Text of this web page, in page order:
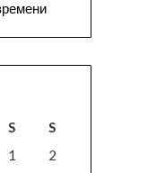
S
S
1
2